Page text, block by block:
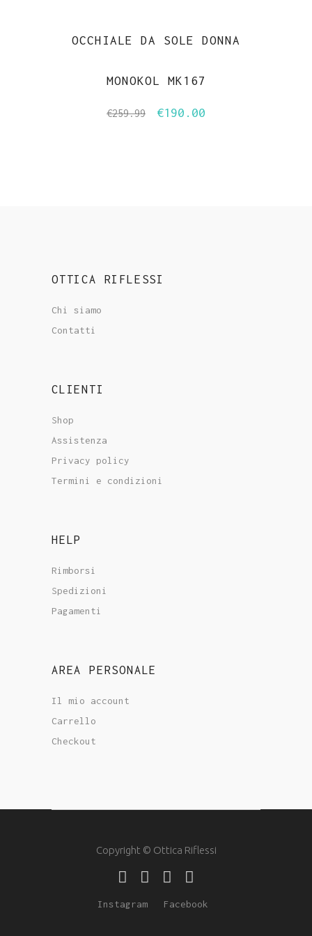
OCCHIALE DA SOLE DONNA
MONOKOL MK167
€259.99
Il
€190.00
OTTICA RIFLESSI
Chi siamo
Contatti
CLIENTI
Shop
Assistenza
Privacy policy
Termini e condizioni
HELP
Rimborsi
Spedizioni
Pagamenti
AREA PERSONALE
Il mio account
Carrello
Checkout
Copyright © Ottica Riflessi
Instagram Facebook